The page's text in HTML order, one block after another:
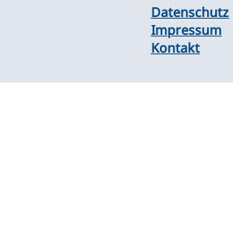
Datenschutz
Impressum
Kontakt